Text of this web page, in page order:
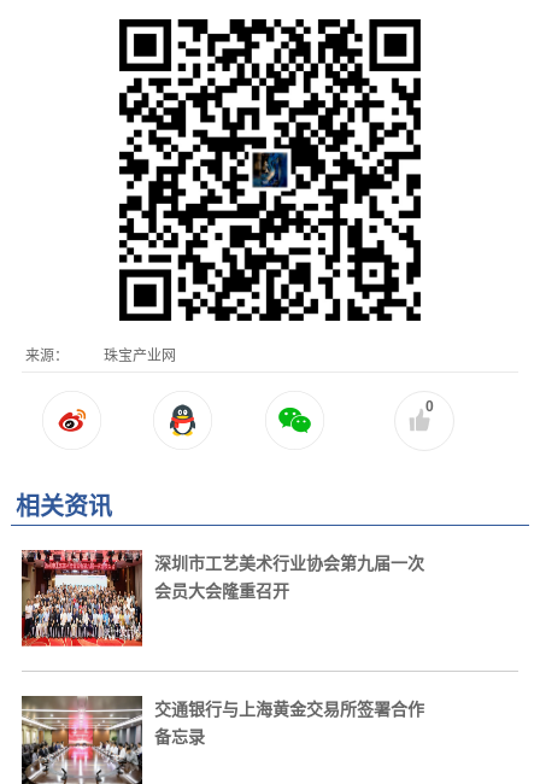
来源： 珠宝产业网
0
相关资讯
深圳市工艺美术行业协会第九届一次
会员大会隆重召开
交通银行与上海黄金交易所签署合作
备忘录